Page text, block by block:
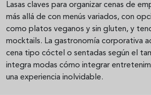
Lasas claves para organizar cenas de
más allá de con menús variados, con
como platos veganos y sin gluten, y
mocktails. La gastronomía corporativa
cena tipo cóctel o sentadas según el
integra modas cómo integrar
una experiencia inolvidable.